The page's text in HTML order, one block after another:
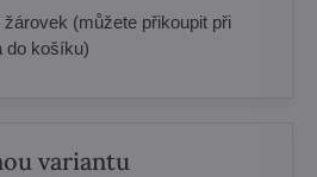
žárovek (můžete přikoupit při
do košíku)
variantu